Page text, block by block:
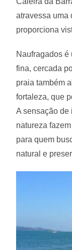
atravessa uma
proporciona
Naufragados
fina, cercada
praia também
fortaleza, que
A sensação de
natureza
para quem
natural e